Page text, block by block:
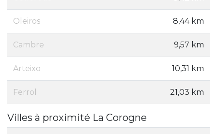
Oleiros 8,44 km
Cambre 9,57 km
Arteixo 10,31 km
Ferrol 21,03 km
Villes à proximité La Corogne